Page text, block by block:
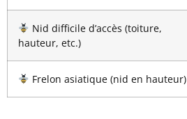
Nid difficile d’accès (toiture,
hauteur, etc.)
Frelon asiatique (nid en hauteur)